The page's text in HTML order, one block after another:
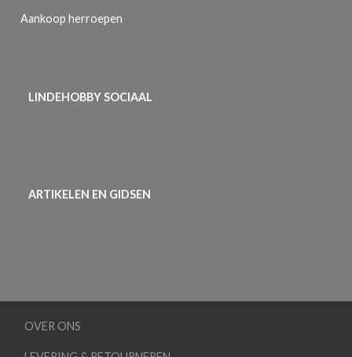
Aankoop herroepen
LINDEHOBBY SOCIAAL
ARTIKELEN EN GIDSEN
OVER ONS